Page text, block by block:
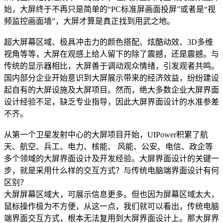
始，大屏终于不再只是简单的“PC标准屏画面投屏”或者是“视
频监控画面墙”，大屏才算是真正找到用武之地。
超大屏幕区域、极具冲击力的颜色搭配、炫酷动效、3D多维
视角等等，大屏在观感上给人留下的除了震撼，还是震撼。与
传统的显示器相比，大屏善于调动观众情绪，引发观者共鸣。
国内部分企业开始意识到大屏展示带来的经济效益，纷纷建设
起自有的大屏设施及大屏项目。然而，绝大多数企业大屏界面
设计经验不足，缺乏专业指导，因此大屏界面设计的水准参差
不齐。
从第一个卫星发射中心的大屏项目开始，UIPower积累了航
天、航空、兵工、电力、核能、 风能、公安、电信、政企等
多个领域的大屏界面设计及开发经验。大屏界面设计的关键一
步，就是采用什么样的交互方式？与传统电脑端界面设计有何
区别？
大屏屏幕区域大，可展示信息更多。但也因为屏幕区域太大，
鼠标操作极为不方便，从这一点，我们就可以看出，传统电脑
端界面交互方式，根本无法复用到大屏界面设计上。那大屏界